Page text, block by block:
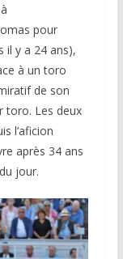
pour
il y a 24 ans),
à un toro
de son
toro. Les deux
l’aficion
après 34 ans
jour.